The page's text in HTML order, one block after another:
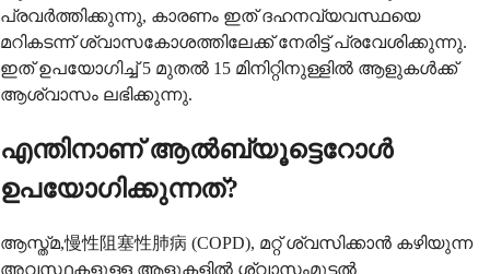
പ്രവർത്തിക്കുന്നു, കാരണം ഇത് ദഹനവ്യവസ്ഥയെ
മറികടന്ന് ശ്വാസകോശത്തിലേക്ക് നേരിട്ട് പ്രവേശിക്കുന്നു.
ഇത് ഉപയോഗിച്ച് 5 മുതൽ 15 മിനിറ്റിനുള്ളിൽ ആളുകൾക്ക്
ആശ്വാസം ലഭിക്കുന്നു.
എന്തിനാണ് ആൽബ്യൂട്ടെറോൾ
ഉപയോഗിക്കുന്നത്?
ആസ്ത്മ,慢性阻塞性肺病 (COPD), മറ്റ് ശ്വസിക്കാൻ കഴിയുന്ന
അവസ്ഥകളുള്ള ആളുകളിൽ ശ്വാസംമുട്ടൽ